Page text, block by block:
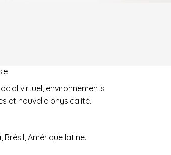
virtuel, environnements
et nouvelle physicalité.
Brésil, Amérique latine.